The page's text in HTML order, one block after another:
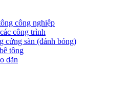
công nghiệp
công trình
cứng sàn (đánh bóng)
tông
dãn